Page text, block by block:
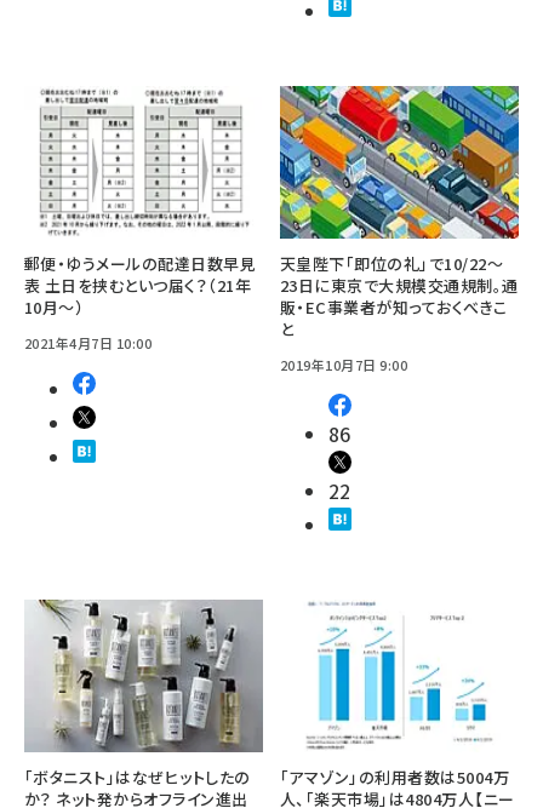
郵便・ゆうメールの配達日数早見
表 土日を挟むといつ届く？（21年
10月～）
2021年4月7日 10:00
天皇陛下「即位の礼」で10/22～
23日に東京で大規模交通規制。通
販・EC事業者が知っておくべきこ
と
2019年10月7日 9:00
86
22
「ボタニスト」はなぜヒットしたの
か？ ネット発からオフライン進出
「アマゾン」の利用者数は5004万
人、「楽天市場」は4804万人【ニー